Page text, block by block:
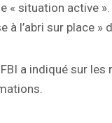
« situation active
à l’abri sur place »
a indiqué sur les